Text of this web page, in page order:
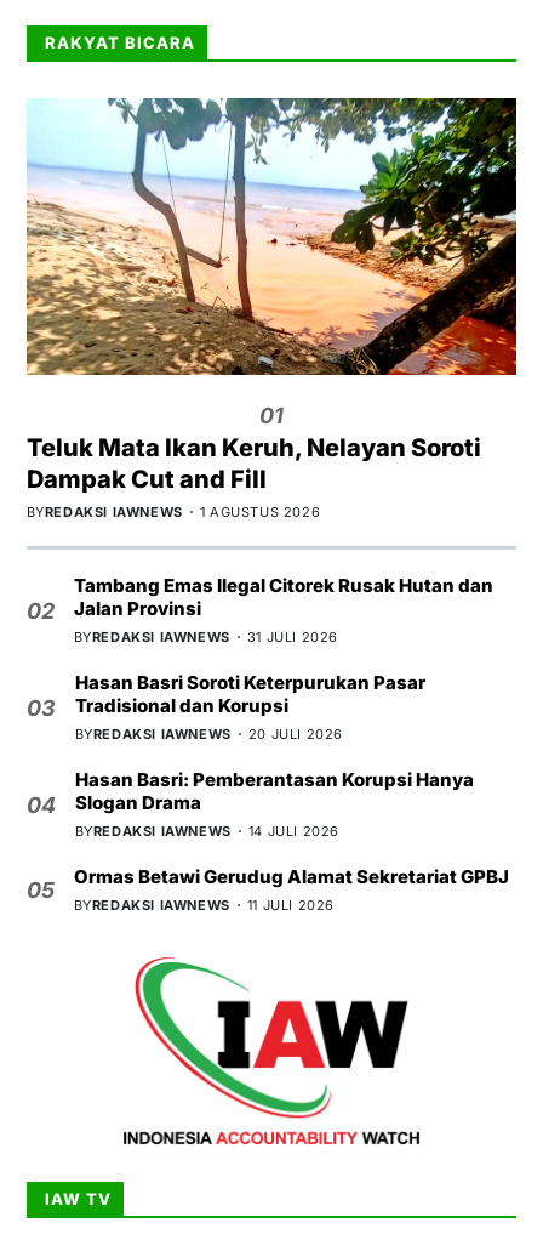
RAKYAT BICARA
01
Teluk Mata Ikan Keruh, Nelayan Soroti
Dampak Cut and Fill
BYREDAKSI IAWNEWS 1 AGUSTUS 2026
02
Tambang Emas Ilegal Citorek Rusak Hutan dan
Jalan Provinsi
BYREDAKSI IAWNEWS 31 JULI 2026
03
Hasan Basri Soroti Keterpurukan Pasar
Tradisional dan Korupsi
BYREDAKSI IAWNEWS 20 JULI 2026
04
Hasan Basri: Pemberantasan Korupsi Hanya
Slogan Drama
BYREDAKSI IAWNEWS 14 JULI 2026
05
Ormas Betawi Gerudug Alamat Sekretariat GPBJ
BYREDAKSI IAWNEWS 11 JULI 2026
IAW TV